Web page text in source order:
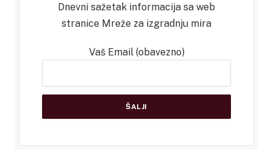
Dnevni sažetak informacija sa web
stranice Mreže za izgradnju mira
Vaš Email (obavezno)